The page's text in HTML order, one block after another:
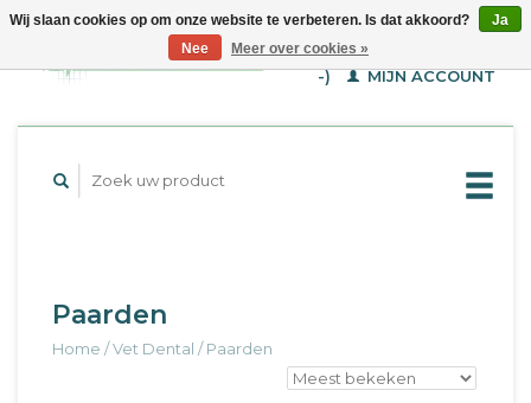
WINKELWAGEN (€--,-
-)
MIJN ACCOUNT
Paarden
Home /Vet Dental /Paarden
Wij slaan cookies op om onze website te verbeteren. Is dat akkoord?
Ja
Nee
Meer over cookies »